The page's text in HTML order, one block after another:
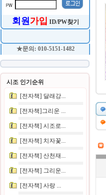
회원가입 ID/PW찾기
★문의: 010-5151-1482
시조 인기순위
[전자책] 달래강...
[전자책]그리운 ...
[전자책] 시조로...
[전자책] 치자꽃...
[전자책] 산천재...
[전자책] 그리운...
[전자책] 사랑 ...